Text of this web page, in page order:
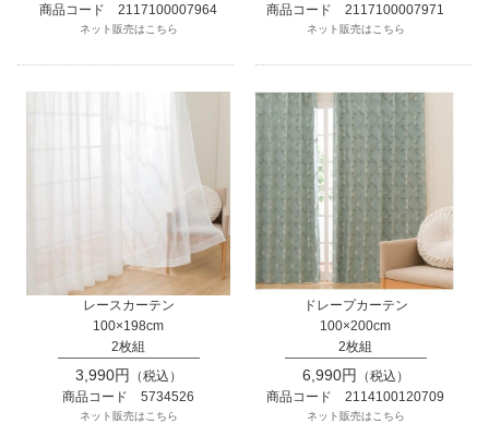
商品コード 2117100007964
ネット販売はこちら
商品コード 2117100007971
ネット販売はこちら
レースカーテン
100×198cm
2枚組
3,990円
（税込）
商品コード 5734526
ネット販売はこちら
ドレープカーテン
100×200cm
2枚組
6,990円
（税込）
商品コード 2114100120709
ネット販売はこちら